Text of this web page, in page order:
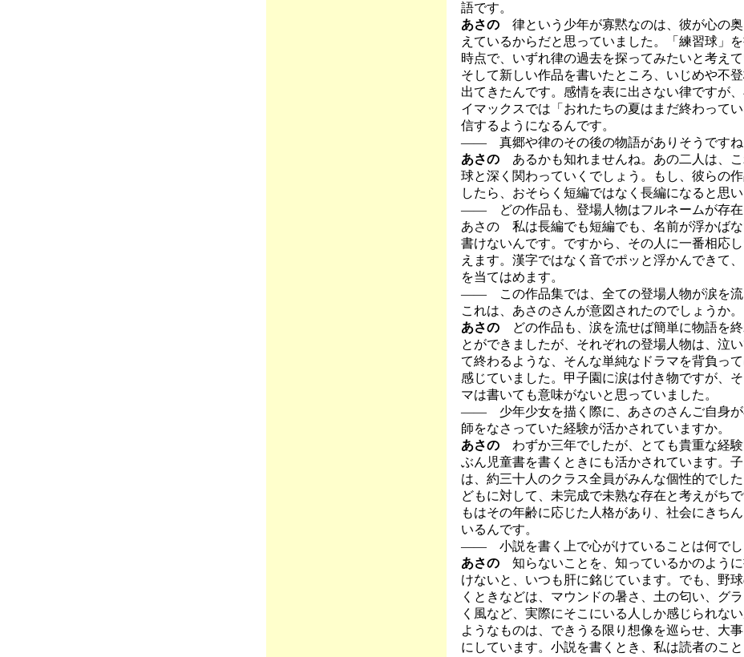
語です。
あさの 律という少年が寡黙なのは、彼が心の
えているからだと思っていました。「練習球」
時点で、いずれ律の過去を探ってみたいと考えて
そして新しい作品を書いたところ、いじめや不
出てきたんです。感情を表に出さない律ですが
イマックスでは「おれたちの夏はまだ終わって
信するようになるんです。
―― 真郷や律のその後の物語がありそうですね
あさの あるかも知れませんね。あの二人は、
球と深く関わっていくでしょう。もし、彼らの
したら、おそらく短編ではなく長編になると思い
―― どの作品も、登場人物はフルネームが存在
あさの 私は長編でも短編でも、名前が浮かば
書けないんです。ですから、その人に一番相応
えます。漢字ではなく音でポッと浮かんできて
を当てはめます。
―― この作品集では、全ての登場人物が涙を流
これは、あさのさんが意図されたのでしょうか。
あさの どの作品も、涙を流せば簡単に物語を終
とができましたが、それぞれの登場人物は、泣
て終わるような、そんな単純なドラマを背負っ
感じていました。甲子園に涙は付き物ですが、
マは書いても意味がないと思っていました。
―― 少年少女を描く際に、あさのさんご自身が
師をなさっていた経験が活かされていますか。
あさの わずか三年でしたが、とても貴重な経
ぶん児童書を書くときにも活かされています。
は、約三十人のクラス全員がみんな個性的でし
どもに対して、未完成で未熟な存在と考えがち
もはその年齢に応じた人格があり、社会にきち
いるんです。
―― 小説を書く上で心がけていることは何でし
あさの 知らないことを、知っているかのよう
けないと、いつも肝に銘じています。でも、野
くときなどは、マウンドの暑さ、土の匂い、グ
く風など、実際にそこにいる人しか感じられな
ようなものは、できうる限り想像を巡らせ、大
にしています。小説を書くとき、私は読者のこ